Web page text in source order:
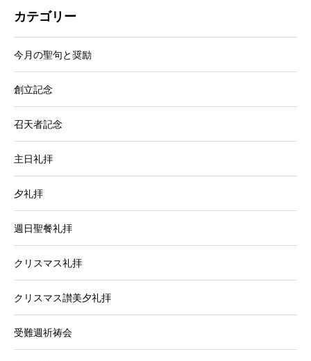
カテゴリー
今月の聖句と奨励
創立記念
召天者記念
主日礼拝
夕礼拝
週日聖餐礼拝
クリスマス礼拝
クリスマス讃美夕礼拝
受難週祈祷会